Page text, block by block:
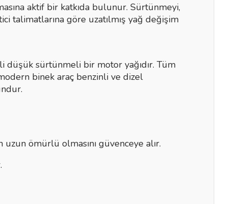
aktif bir katkıda bulunur. Sürtünmeyi,
talimatlarına göre uzatılmış yağ değişim
sürtünmeli bir motor yağıdır. Tüm
binek araç benzinli ve dizel
ömürlü olmasını güvenceye alır.